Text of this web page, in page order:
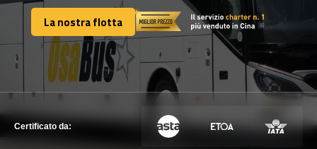
FLOTTA
METTITI IN CONTATTO
METTITI IN CONTATTO
La nostra flotta
La nostra flotta
Certificato da: